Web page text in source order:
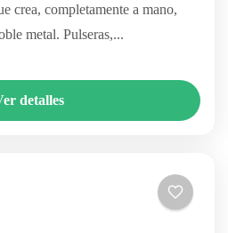
crea, completamente a mano,
metal. Pulseras,...
detalles